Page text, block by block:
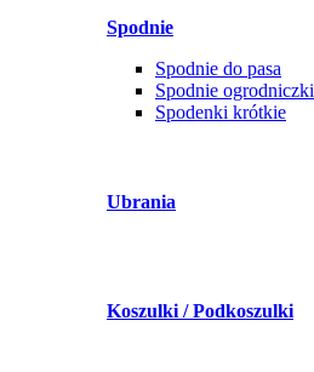
Spodnie
Spodnie do pasa
Spodnie ogrodniczki
Spodenki krótkie
Ubrania
Koszulki / Podkoszulki